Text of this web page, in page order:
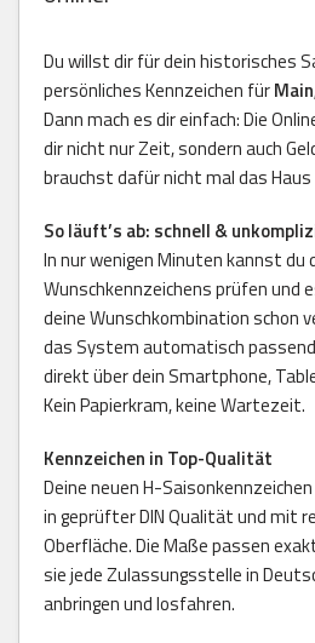
Du willst dir für dein historisches
persönliches Kennzeichen für
Dann mach es dir einfach: Die
dir nicht nur Zeit, sondern auch
brauchst dafür nicht mal das
So läuft’s ab: schnell &
In nur wenigen Minuten kannst du
Wunschkennzeichens prüfen und
deine Wunschkombination schon
das System automatisch
direkt über dein Smartphone,
Kein Papierkram, keine Wartezeit.
Kennzeichen in Top-Qualität
Deine neuen H-
in geprüfter DIN Qualität und mit
Oberfläche. Die Maße passen
sie jede Zulassungsstelle in
anbringen und losfahren.